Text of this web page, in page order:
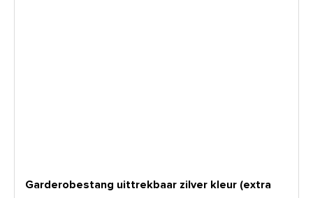
Garderobestang uittrekbaar zilver kleur (extra